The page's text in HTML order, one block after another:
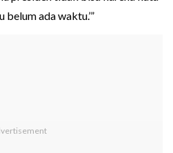
ada waktu.’”